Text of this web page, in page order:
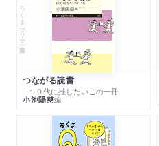
ちくまプリマー新書
つながる読書
─１０代に推したいこの一冊
小池陽慈編